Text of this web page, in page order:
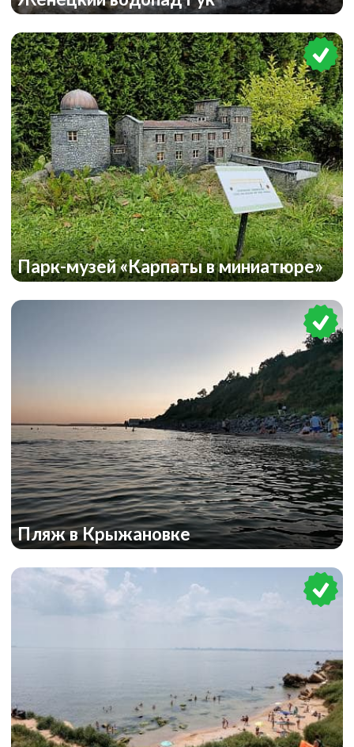
Парк-музей «Карпаты в миниатюре»
Пляж в Крыжановке